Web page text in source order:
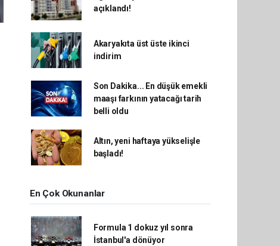
açıklandı!
Akaryakıta üst üste ikinci
indirim
Son Dakika... En düşük emekli
maaşı farkının yatacağı tarih
belli oldu
Altın, yeni haftaya yükselişle
başladı!
En Çok Okunanlar
Formula 1 dokuz yıl sonra
İstanbul'a dönüyor